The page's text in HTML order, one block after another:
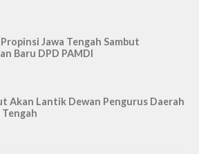
Jawa Tengah Sambut
Baru DPD PAMDI
Akan Lantik Dewan Pengurus Daerah
Tengah